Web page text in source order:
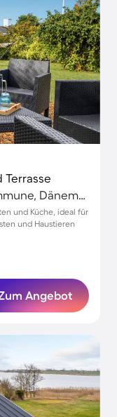
Terrasse
Kerteminde, Kerteminde Kommune, Dänemark
und Küche, ideal für
und Haustieren
Angebot